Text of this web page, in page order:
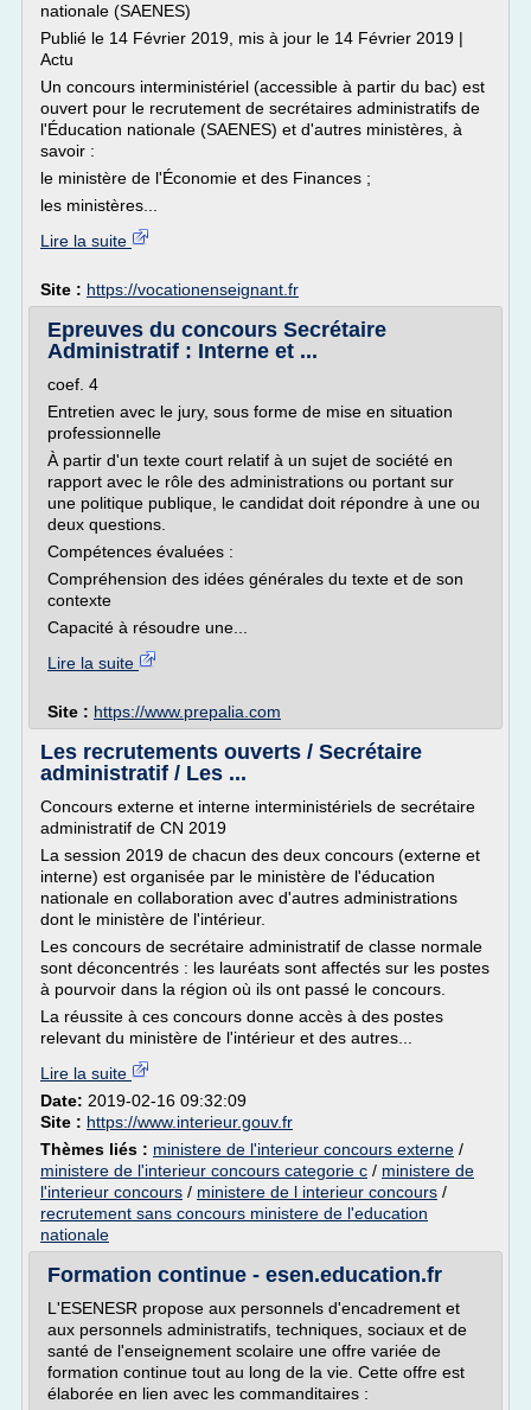
nationale (SAENES)
Publié le 14 Février 2019, mis à jour le 14 Février 2019 |
Actu
Un concours interministériel (accessible à partir du bac) est
ouvert pour le recrutement de secrétaires administratifs de
l'Éducation nationale (SAENES) et d'autres ministères, à
savoir :
le ministère de l'Économie et des Finances ;
les ministères...
Lire la suite
Site : https://vocationenseignant.fr
Epreuves du concours Secrétaire
Administratif : Interne et ...
coef. 4
Entretien avec le jury, sous forme de mise en situation
professionnelle
À partir d'un texte court relatif à un sujet de société en
rapport avec le rôle des administrations ou portant sur
une politique publique, le candidat doit répondre à une ou
deux questions.
Compétences évaluées :
Compréhension des idées générales du texte et de son
contexte
Capacité à résoudre une...
Lire la suite
Site : https://www.prepalia.com
Les recrutements ouverts / Secrétaire
administratif / Les ...
Concours externe et interne interministériels de secrétaire
administratif de CN 2019
La session 2019 de chacun des deux concours (externe et
interne) est organisée par le ministère de l'éducation
nationale en collaboration avec d'autres administrations
dont le ministère de l'intérieur.
Les concours de secrétaire administratif de classe normale
sont déconcentrés : les lauréats sont affectés sur les postes
à pourvoir dans la région où ils ont passé le concours.
La réussite à ces concours donne accès à des postes
relevant du ministère de l'intérieur et des autres...
Lire la suite
Date: 2019-02-16 09:32:09
Site : https://www.interieur.gouv.fr
Thèmes liés : ministere de l'interieur concours externe /
ministere de l'interieur concours categorie c / ministere de
l'interieur concours / ministere de l interieur concours /
recrutement sans concours ministere de l'education
nationale
Formation continue - esen.education.fr
L'ESENESR propose aux personnels d'encadrement et
aux personnels administratifs, techniques, sociaux et de
santé de l'enseignement scolaire une offre variée de
formation continue tout au long de la vie. Cette offre est
élaborée en lien avec les commanditaires :